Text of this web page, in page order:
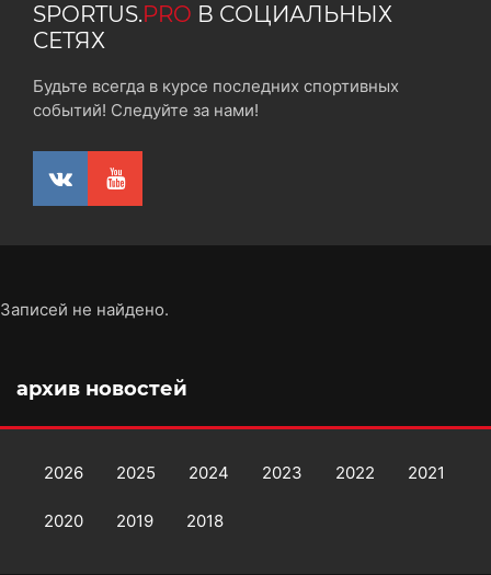
SPORTUS.PRO В СОЦИАЛЬНЫХ
СЕТЯХ
Будьте всегда в курсе последних спортивных
событий! Следуйте за нами!
Записей не найдено.
архив новостей
2026 2025 2024 2023 2022 2021
2020 2019 2018